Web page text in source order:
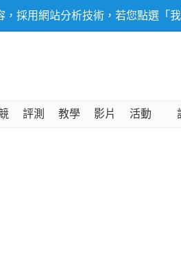
採用網站分析技術，若您點選「
評測 教學 影片 活動